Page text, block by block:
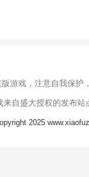
游戏，注意自我保护
来自盛大授权的发布
2025